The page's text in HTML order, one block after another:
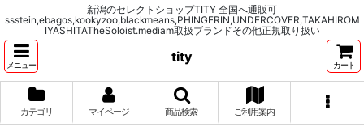
新潟のセレクトショップTITY 全国へ通販可
ssstein,ebagos,kookyzoo,blackmeans,PHINGERIN,UNDERCOVER,TAKAHIROM
IYASHITATheSoloist.mediam取扱ブランドその他正規取り扱い
メニュー
tity
カート
カテゴリ マイページ 商品検索 ご利用案内